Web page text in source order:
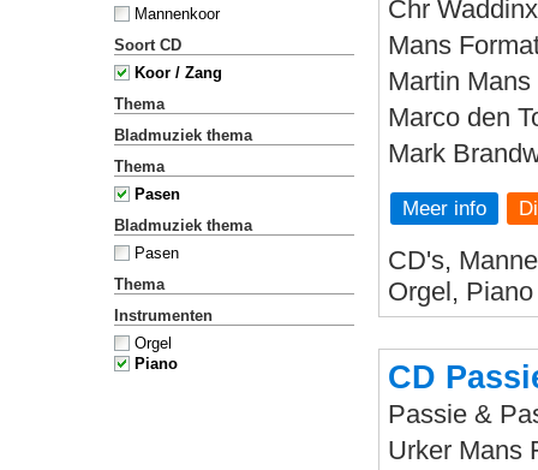
Mannenkoor
Soort CD
Koor / Zang
Thema
Bladmuziek thema
Thema
Pasen
Bladmuziek thema
Pasen
Thema
Instrumenten
Orgel
Piano
Chr
Mans
Martin
Marco den
Mark
Meer info
CD's,
Orgel, Piano
CD
Passie &
Urker Mans